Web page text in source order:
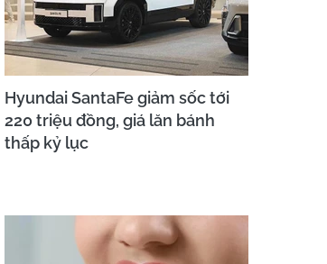
Hyundai SantaFe giảm sốc tới
220 triệu đồng, giá lăn bánh
thấp kỷ lục